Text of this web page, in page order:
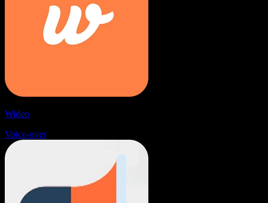
Wideo
Voice-over